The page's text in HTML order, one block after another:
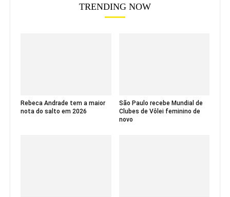
TRENDING NOW
Rebeca Andrade tem a maior
nota do salto em 2026
São Paulo recebe Mundial de
Clubes de Vôlei feminino de
novo